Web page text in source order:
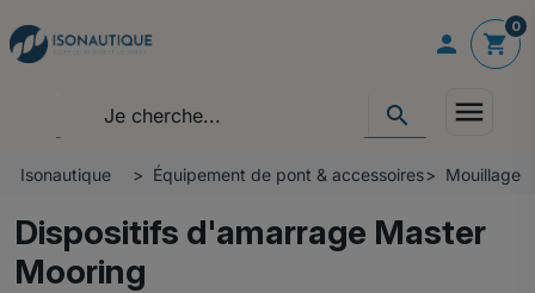
 shopping_cart
0
search menu
Isonautique Équipement de pont & accessoires Mouillage
Dispositifs d'amarrage Master
Mooring